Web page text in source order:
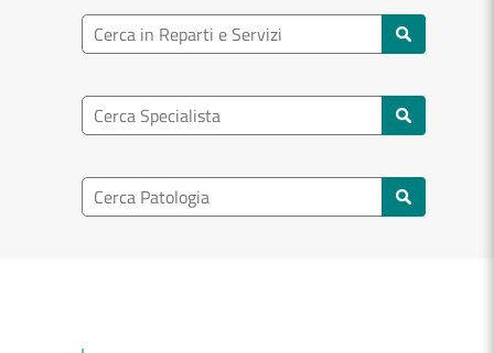
Ricerca reparto
Ricerca specialisti
Ricerca nel patologia